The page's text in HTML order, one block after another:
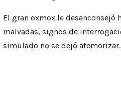
El gran oxmox le desanconsejó
malvadas, signos de
simulado no se dejó atemorizar.